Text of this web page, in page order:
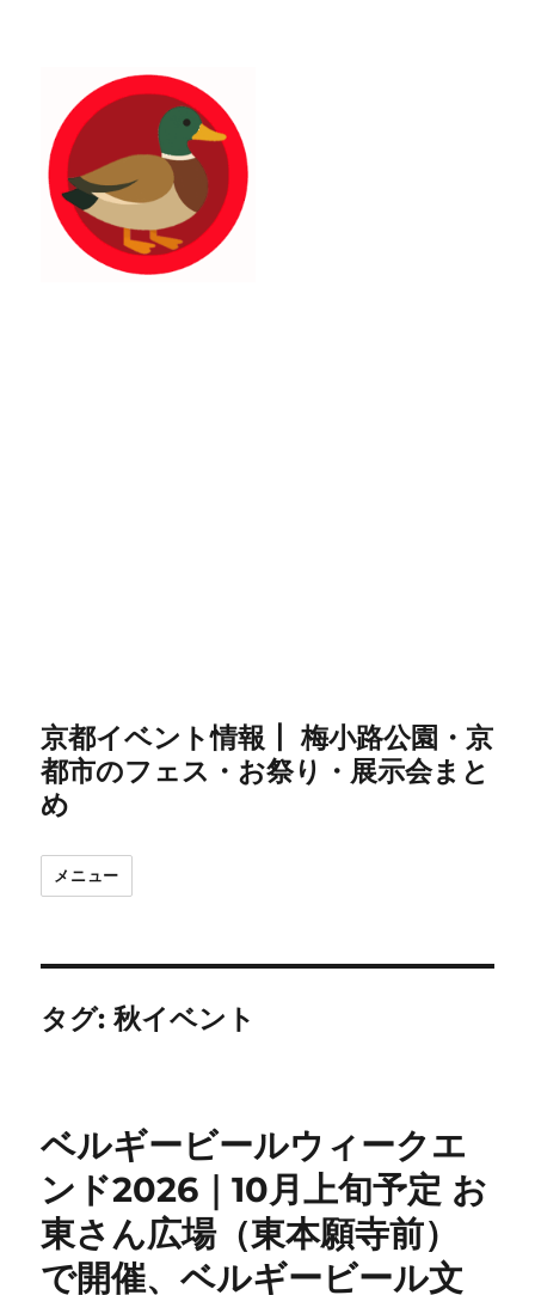
京都イベント情報┃ 梅小路公園・京
都市のフェス・お祭り・展示会まと
め
メニュー
タグ:秋イベント
ベルギービールウィークエ
ンド2026｜10月上旬予定 お
東さん広場（東本願寺前）
で開催、ベルギービール文